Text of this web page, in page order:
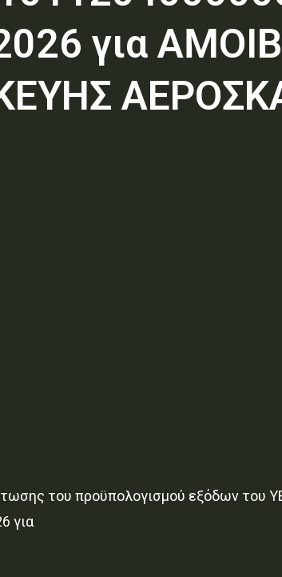
για
του προϋπολογισμού εξόδων του
για